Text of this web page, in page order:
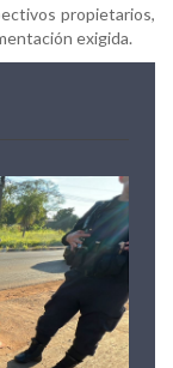
propietarios,
exigida.